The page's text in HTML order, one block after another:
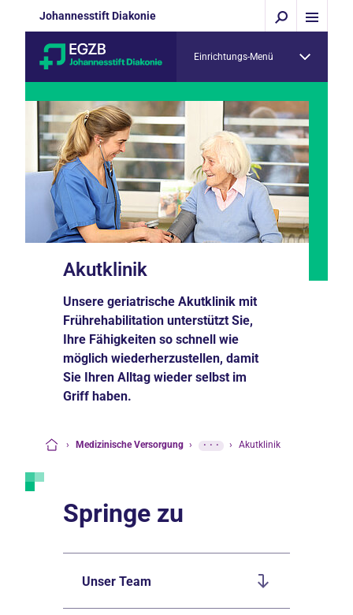
Johannesstift Diakonie
Einrichtungs-Menü
Akutklinik
Unsere geriatrische Akutklinik mit
Frührehabilitation unterstützt Sie,
Ihre Fähigkeiten so schnell wie
möglich wiederherzustellen, damit
Sie Ihren Alltag wieder selbst im
Griff haben.
› Medizinische Versorgung › ··· › Akutklinik
Springe zu
Unser Team